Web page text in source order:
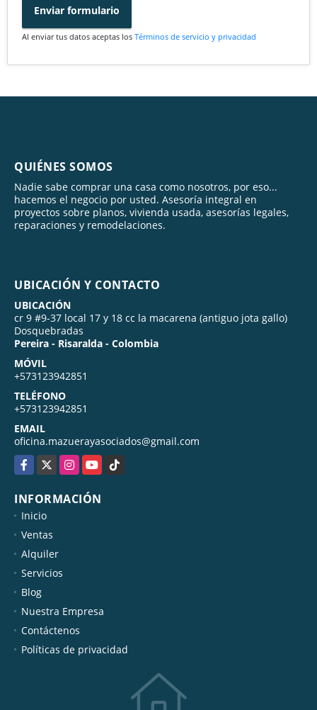
Enviar formulario
Al enviar tus datos aceptas los Términos de servicio y privacidad
QUIÉNES SOMOS
Nadie sabe comprar una casa como nosotros, por eso...
hacemos el negocio por usted. Asesoría integral en
proyectos sobre planos, vivienda usada, asesorías legales,
reparaciones y remodelaciones.
UBICACIÓN Y CONTACTO
UBICACIÓN
cr 9 #9-37 local 17 y 18 cc la macarena (antiguo jota gallo)
Dosquebradas
Pereira - Risaralda - Colombia
MÓVIL
+573123942851
TELÉFONO
+573123942851
EMAIL
oficina.mazuerayasociados@gmail.com
Facebook
X InstagramYouTubeTikTok
INFORMACIÓN
Inicio
Ventas
Alquiler
Servicios
Blog
Nuestra Empresa
Contáctenos
Políticas de privacidad